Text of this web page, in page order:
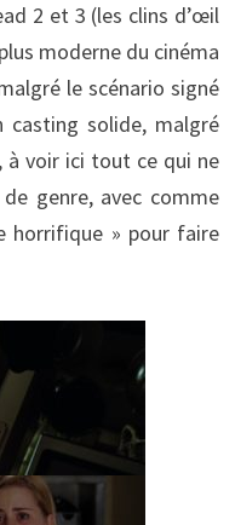
2 et 3 (les clins d’œil
moderne du cinéma
le scénario signé
casting solide, malgré
à voir ici tout ce qui ne
genre, avec comme
horrifique » pour faire